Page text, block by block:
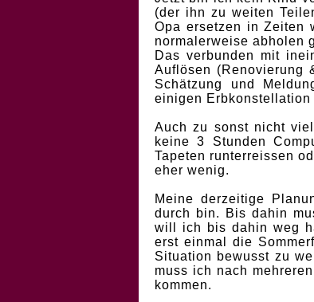
(der ihn zu weiten
Opa ersetzen in Zeiten
normalerweise abholen
Das verbunden mit
Auflösen (Renovierung
Schätzung und
einigen
Auch zu sonst nicht
keine 3 Stunden
Tapeten runterreissen
eher wenig.
Meine derzeitige
durch bin. Bis dahin
will ich bis dahin weg
erst einmal die
Situation bewusst zu
muss ich nach
kommen.